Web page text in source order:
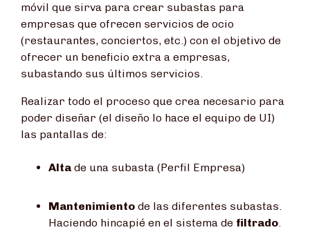
móvil que sirva para crear subastas para
empresas que ofrecen servicios de ocio
(restaurantes, conciertos, etc.) con el objetivo de
ofrecer un beneficio extra a empresas,
subastando sus últimos servicios.
Realizar todo el proceso que crea necesario para
poder diseñar (el diseño lo hace el equipo de UI)
las pantallas de:
Alta de una subasta (Perfil Empresa)
Mantenimiento de las diferentes subastas.
Haciendo hincapié en el sistema de filtrado.